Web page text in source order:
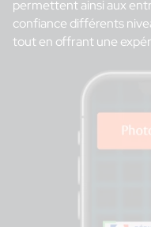
permettent ainsi aux
confiance différents
tout en offrant une